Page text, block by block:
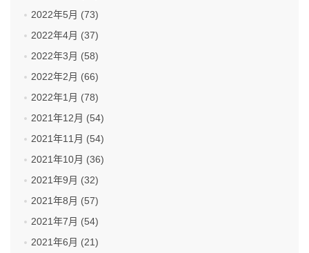
2022年5月 (73)
2022年4月 (37)
2022年3月 (58)
2022年2月 (66)
2022年1月 (78)
2021年12月 (54)
2021年11月 (54)
2021年10月 (36)
2021年9月 (32)
2021年8月 (57)
2021年7月 (54)
2021年6月 (21)